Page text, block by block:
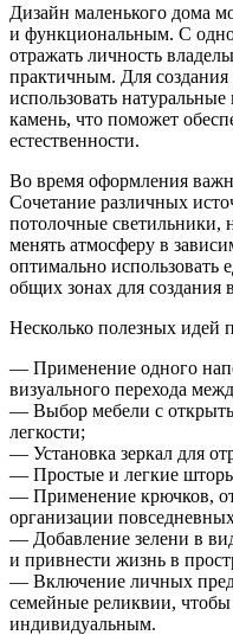
Дизайн маленького дома
и функциональным. С
отражать личность
практичным. Для
использовать
камень, что поможет
естественности.
Во время оформления
Сочетание различных
потолочные светильники,
менять атмосферу в
оптимально использовать
общих зонах для создания
Несколько полезных идей
— Применение одного
визуального перехода
— Выбор мебели с
легкости;
— Установка зеркал для
— Простые и легкие
— Применение крючков,
организации
— Добавление зелени в
и привнести жизнь в
— Включение личных
семейные реликвии, чтобы
индивидуальным.